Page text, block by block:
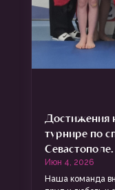
Достижения
турнире по
Севастополе.
Июн 4, 2026
Наша команда